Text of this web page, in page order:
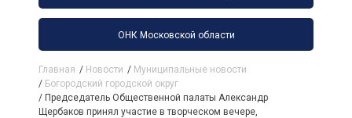
ОНК Московской области
Главная / Новости / Муниципальные новости
/ Богородский городской округ
/ Председатель Общественной палаты Александр
Щербаков принял участие в творческом вечере,